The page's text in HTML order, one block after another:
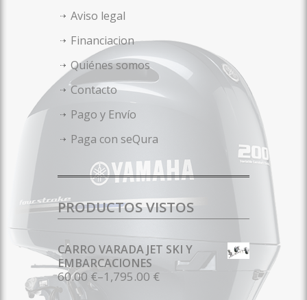
Aviso legal
Financiacion
Quiénes somos
Contacto
Pago y Envío
Paga con seQura
PRODUCTOS VISTOS
CARRO VARADA JET SKI Y
EMBARCACIONES
60.00 €–1,795.00 €